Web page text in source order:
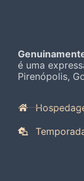
é uma
Pirenópolis,